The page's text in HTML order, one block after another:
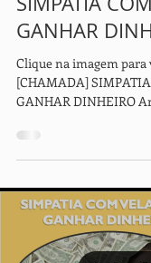
#SHORTS
SIMPATIA COM
GANHAR
Clique na imagem para
GANHAR DINHEIRO Ana Cláudia da Silva,
terapeuta holística,...